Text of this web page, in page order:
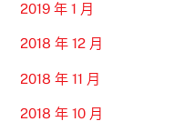
2019 年 1 月
2018 年 12 月
2018 年 11 月
2018 年 10 月